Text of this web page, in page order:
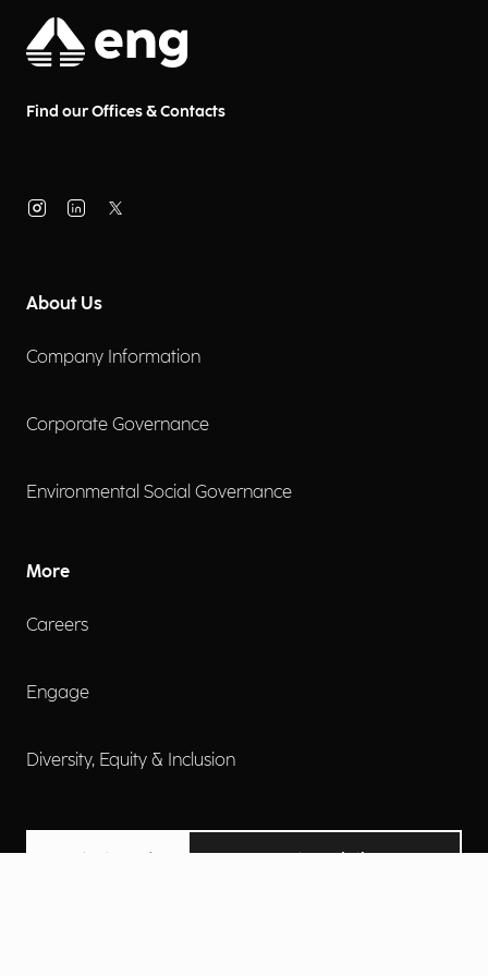
Find our Offices & Contacts
About Us
Company Information
Corporate Governance
Environmental Social Governance
More
Careers
Engage
Diversity, Equity & Inclusion
Contact Us Investor Relations